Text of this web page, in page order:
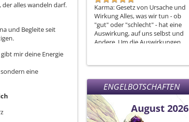
❤ ️ hellfühlige, empathische +
psychol. Seelencoaching mit
Humor und Herz❤ ️
Karma: Gesetz von Ursache und
Wirkung Alles, was wir tun - ob
"gut" oder "schlecht" - hat eine
Auswirkung, auf uns selbst und
Andere. Um die Auswirkungen,
die Karmalösung die
ENGELBOTSCHAFTEN
August 2026
alles wandeln darf.
und Begleite seit
mir deine Energie
eine